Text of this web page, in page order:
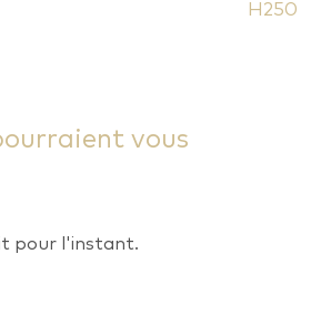
H250
vous
pour l'instant.